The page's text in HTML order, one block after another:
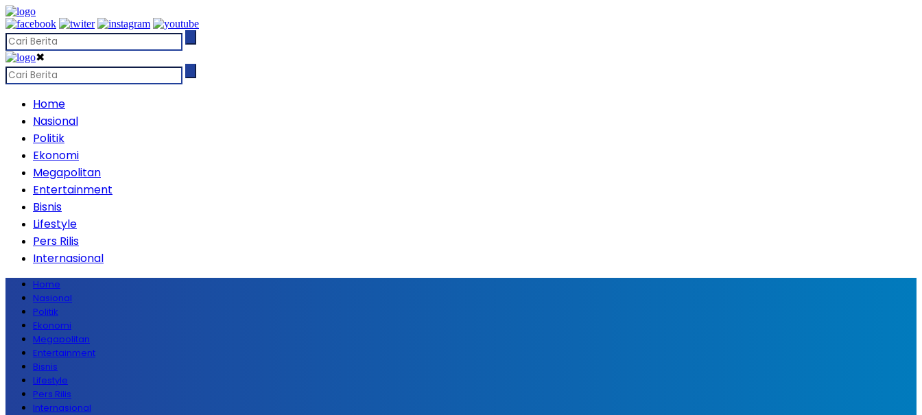
✖
Home
Nasional
Politik
Ekonomi
Megapolitan
Entertainment
Bisnis
Lifestyle
Pers Rilis
Internasional
Home
Nasional
Politik
Ekonomi
Megapolitan
Entertainment
Bisnis
Lifestyle
Pers Rilis
Internasional